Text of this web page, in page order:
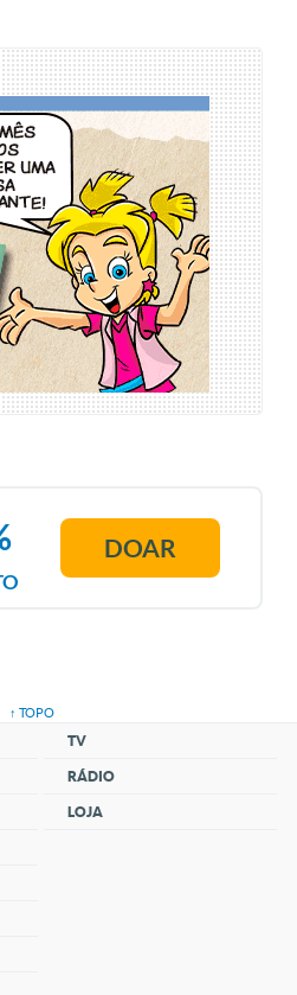
DOAR
↑ TOPO
TV
RÁDIO
LOJA